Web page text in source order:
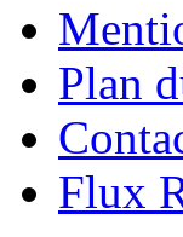
Plan
Flux